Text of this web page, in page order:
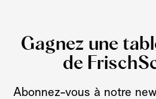
Gagnez une
de
Abonnez-vous à notre